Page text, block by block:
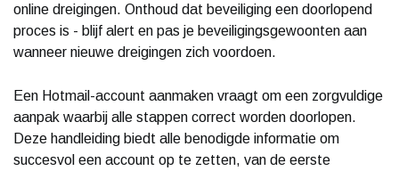
online dreigingen. Onthoud dat beveiliging een doorlopend
proces is - blijf alert en pas je beveiligingsgewoonten aan
wanneer nieuwe dreigingen zich voordoen.
Een Hotmail-account aanmaken vraagt om een zorgvuldige
aanpak waarbij alle stappen correct worden doorlopen.
Deze handleiding biedt alle benodigde informatie om
succesvol een account op te zetten, van de eerste